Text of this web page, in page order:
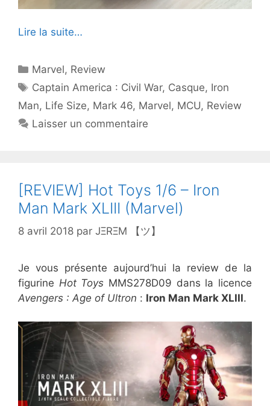
Lire la suite…
Catégories
Marvel, Review
Étiquettes
Captain America : Civil War, Casque, Iron
Man, Life Size, Mark 46, Marvel, MCU, Review
Laisser un commentaire
[REVIEW] Hot Toys 1/6 – Iron
Man Mark XLIII (Marvel)
8 avril 2018 par JΞRΞM 【ツ】
Je vous présente aujourd’hui la review de la
figurine Hot Toys MMS278D09 dans la licence
Avengers : Age of Ultron : Iron Man Mark XLIII.